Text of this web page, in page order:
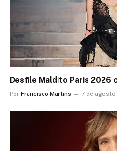
Desfile Maldito Paris 2026
Por Francisco Martins 7 de agosto